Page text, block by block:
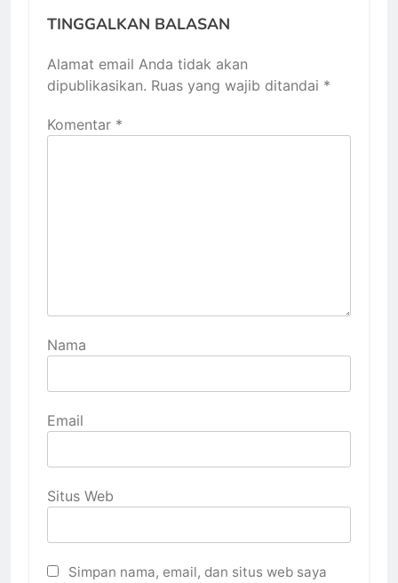
TINGGALKAN BALASAN
Alamat email Anda tidak akan
dipublikasikan. Ruas yang wajib ditandai *
Komentar *
Nama
Email
Situs Web
Simpan nama, email, dan situs web saya